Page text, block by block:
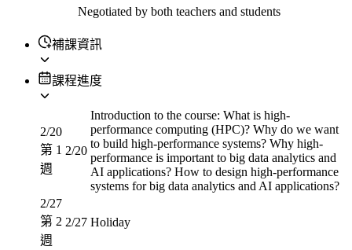
Negotiated by both teachers and students
補課資訊
課程進度
2/20
第 1
週
2/20
Introduction to the course: What is high-
performance computing (HPC)? Why do we want
to build high-performance systems? Why high-
performance is important to big data analytics and
AI applications? How to design high-performance
systems for big data analytics and AI applications?
2/27
第 2
週
2/27 Holiday